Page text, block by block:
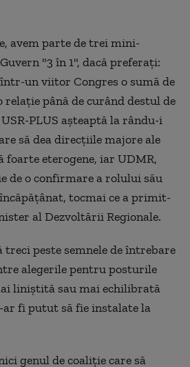
avem parte de trei mini-
"3 în 1", dacă preferați:
un viitor Congres o sumă de
până de curând destul de
PLUS așteaptă la rându-i
să dea direcțiile majore ale
eterogene, iar UDMR,
de o confirmare a rolului său
tocmai ce a primit-
al Dezvoltării Regionale.
treci peste semnele de întrebare
alegerile pentru posturile
liniștită sau mai echilibrată
ar fi putut să fie instalate la
genul de coaliție care să